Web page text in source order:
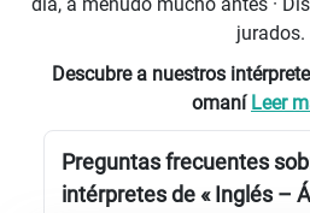
jurados.
Descubre a nuestros
omaníLeer
Preguntas frecuentes
intérpretes de « Inglés –